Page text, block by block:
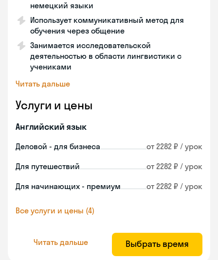
немецкий языки
Использует коммуникативный метод для
обучения через общение
Занимается исследовательской
деятельностью в области лингвистики с
учениками
Читать дальше
Услуги и цены
Английский язык
Деловой - для бизнеса от 2282 ₽ / урок
Для путешествий от 2282 ₽ / урок
Для начинающих - премиум от 2282 ₽ / урок
Все услуги и цены (4)
Читать дальше Выбрать время